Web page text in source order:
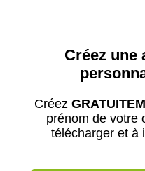
Créez une
Créez
prénom de votre
télécharger et à